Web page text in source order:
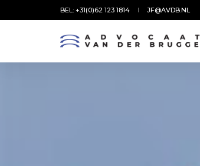
BEL: +31(0)62 123 1814 JF@AVDB.NL